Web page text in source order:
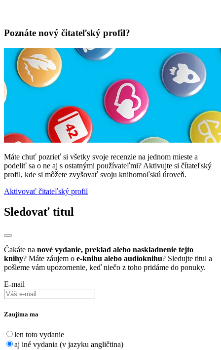
Poznáte nový čitateľský profil?
Máte chuť pozrieť si všetky svoje recenzie na jednom mieste a
podeliť sa o ne aj s ostatnými používateľmi? Aktivujte si čítateľský
profil, kde si môžete zvyšovať svoju knihomoľskú úroveň.
Aktivovať čitateľský profil
Sledovať titul
Čakáte na nové vydanie, preklad alebo naskladnenie tejto
knihy? Máte záujem o e-knihu alebo audioknihu? Sledujte titul a
pošleme vám upozornenie, keď niečo z toho pridáme do ponuky.
E-mail
Zaujíma ma
len toto vydanie
aj iné vydania (v jazyku angličtina)